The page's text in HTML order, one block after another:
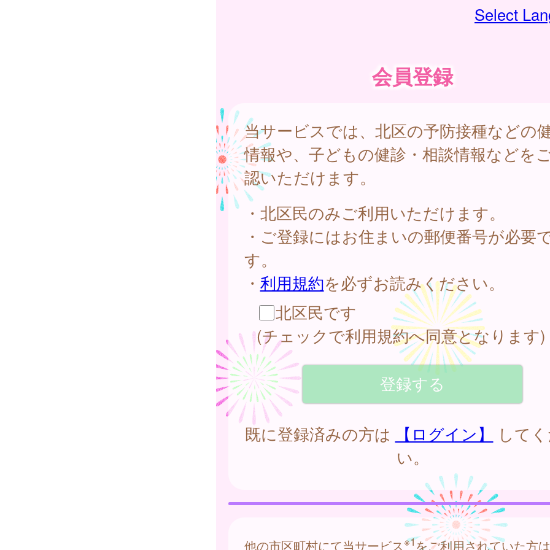
Select
会員登録
当サービスでは、北区の予防接種などの
情報や、子どもの健診・相談情報などを
認いただけます。
・北区民のみご利用いただけます。
・ご登録にはお住まいの郵便番号が必要
す。
・ 利用規約を必ずお読みください。
北区民です
(チェックで利用規約へ同意となります)
既に登録済みの方は 【ログイン】
して
い。
他の市区町村にて当サービス※1をご利用されていた方